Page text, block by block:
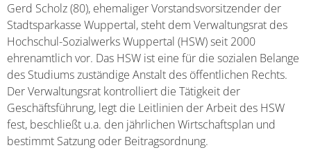
Gerd Scholz (80), ehemaliger Vorstandsvorsitzender der
Stadtsparkasse Wuppertal, steht dem Verwaltungsrat des
Hochschul-Sozialwerks Wuppertal (HSW) seit 2000
ehrenamtlich vor. Das HSW ist eine für die sozialen Belange
des Studiums zuständige Anstalt des öffentlichen Rechts.
Der Verwaltungsrat kontrolliert die Tätigkeit der
Geschäftsführung, legt die Leitlinien der Arbeit des HSW
fest, beschließt u.a. den jährlichen Wirtschaftsplan und
bestimmt Satzung oder Beitragsordnung.